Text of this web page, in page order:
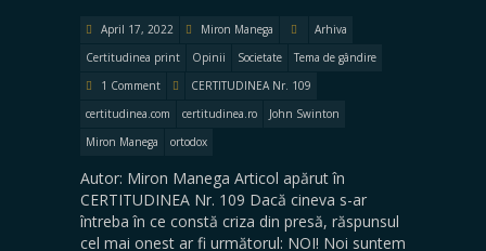
April 17, 2022 Miron Manega
Arhiva
Certitudinea print
Opinii Societate
Tema de gândire
1 Comment
CERTITUDINEA Nr. 109
certitudinea.com
certitudinea.ro
John Swinton
Miron Manega
ortodox
Autor: Miron Manega Articol apărut în
CERTITUDINEA Nr. 109 Dacă cineva s-ar
întreba în ce constă criza din presă, răspunsul
cel mai onest ar fi următorul: NOI! Noi suntem